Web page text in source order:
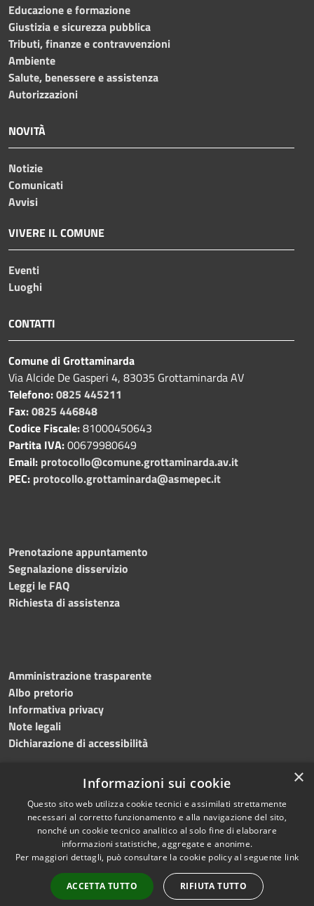
Educazione e formazione
Giustizia e sicurezza pubblica
Tributi, finanze e contravvenzioni
Ambiente
Salute, benessere e assistenza
Autorizzazioni
NOVITÀ
Notizie
Comunicati
Avvisi
VIVERE IL COMUNE
Eventi
Luoghi
CONTATTI
Comune di Grottaminarda
Via Alcide De Gasperi 4, 83035 Grottaminarda AV
Telefono:0825 445211
Fax:0825 446848
Codice Fiscale:81000450643
Partita IVA:00679980649
Email: protocollo@comune.grottaminarda.av.it
PEC: protocollo.grottaminarda@asmepec.it
Prenotazione appuntamento
Segnalazione disservizio
Leggi le FAQ
Richiesta di assistenza
Amministrazione trasparente
Albo pretorio
Informativa privacy
Note legali
Dichiarazione di accessibilità
RSS
Accessibilità
Cookie
Mappa del sito
Numeri utili
Copyright © 2024 •
Comune diGrottaminarda
• Powered byMunicipium
•Redazione
×
Informazioni sui cookie
Questo sito web utilizza cookie tecnici e assimilati strettamente
necessari al corretto funzionamento e alla navigazione del sito,
nonché un cookie tecnico analitico al solo fine di elaborare
informazioni statistiche, aggregate e anonime.
Per maggiori dettagli, può consultare la cookie policy al seguente link
ACCETTA TUTTO RIFIUTA TUTTO